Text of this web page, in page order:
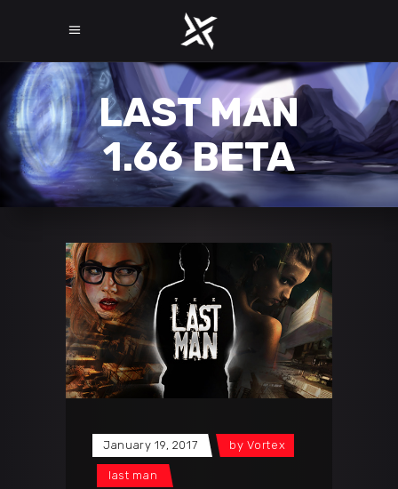
LAST MAN
1.66 BETA
January 19, 2017 byVortex
last man